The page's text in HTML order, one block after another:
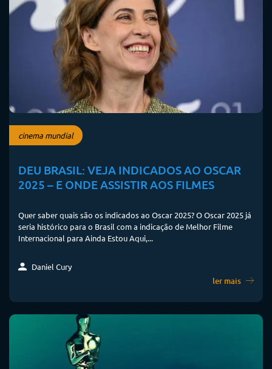
cinema mundial
DEU BRASIL: VEJA INDICADOS AO OSCAR
2025 – E ONDE ASSISTIR AOS FILMES
Quer saber quais são os indicados ao Oscar 2025? O Oscar 2025 já
seria histórico para o Brasil com a indicação de Melhor Filme
Internacional para Ainda Estou Aqui,...
Daniel Cury
ler mais